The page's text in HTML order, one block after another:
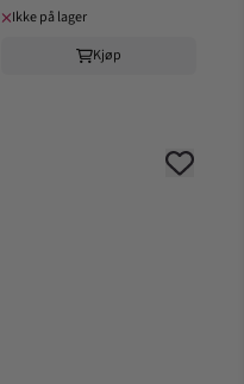
Ikke på lager
Kjøp